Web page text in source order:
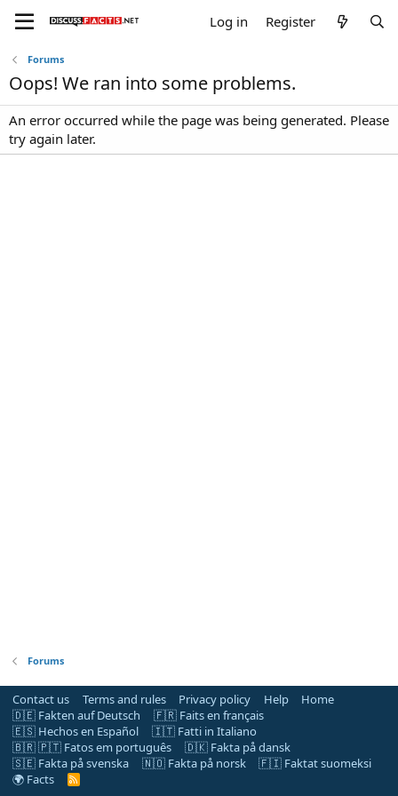
Log in Register
Forums
Oops! We ran into some problems.
An error occurred while the page was being generated. Please
try again later.
Forums
Contact us Terms and rules Privacy policy Help
Home
🇩🇪 Fakten auf Deutsch
🇫🇷 Faits en français
🇪🇸 Hechos en Español
🇮🇹 Fatti in Italiano
🇧🇷 🇵🇹 Fatos em português
🇩🇰 Fakta på dansk
🇸🇪 Fakta på svenska
🇳🇴 Fakta på norsk
🇫🇮 Faktat suomeksi
🌍 Facts
R